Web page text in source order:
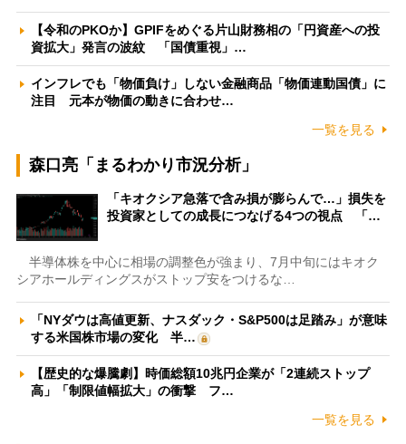
【令和のPKOか】GPIFをめぐる片山財務相の「円資産への投
資拡大」発言の波紋 「国債重視」…
インフレでも「物価負け」しない金融商品「物価連動国債」に
注目 元本が物価の動きに合わせ…
一覧を見る
森口亮「まるわかり市況分析」
「キオクシア急落で含み損が膨らんで…」損失を
投資家としての成長につなげる4つの視点 「…
半導体株を中心に相場の調整色が強まり、7月中旬にはキオク
シアホールディングスがストップ安をつけるな…
「NYダウは高値更新、ナスダック・S&P500は足踏み」が意味
する米国株市場の変化 半…
【歴史的な爆騰劇】時価総額10兆円企業が「2連続ストップ
高」「制限値幅拡大」の衝撃 フ…
一覧を見る